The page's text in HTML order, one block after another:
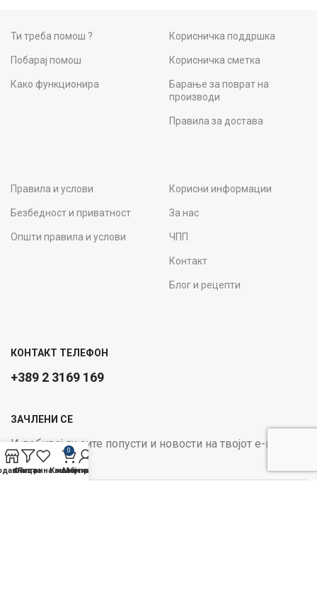
Ти треба помош ?
Побарај помош
Како функционира
Корисничка поддршка
Корисничка сметка
Барање за поврат на
производи
Правила за достава
Правила и услови
Безбедност и приватност
Општи правила и услови
Корисни информации
За нас
ЧПП
Контакт
Блог и рецепти
КОНТАКТ ТЕЛЕФОН
+389 2 3169 169
ЗАЧЛЕНИ СЕ
И добивај ги сите попусти и новости на твојот е-маил
Email address:
Филтри
Листа на желби
0
Кошничка
Мој профил